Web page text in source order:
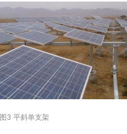
图3 平斜单支架